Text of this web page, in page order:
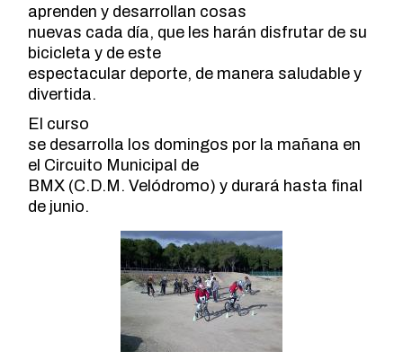
aprenden y desarrollan cosas
nuevas cada día, que les harán disfrutar de su
bicicleta y de este
espectacular deporte, de manera saludable y
divertida.
El curso
se desarrolla los domingos por la mañana en
el Circuito Municipal de
BMX (C.D.M. Velódromo) y durará hasta final
de junio.